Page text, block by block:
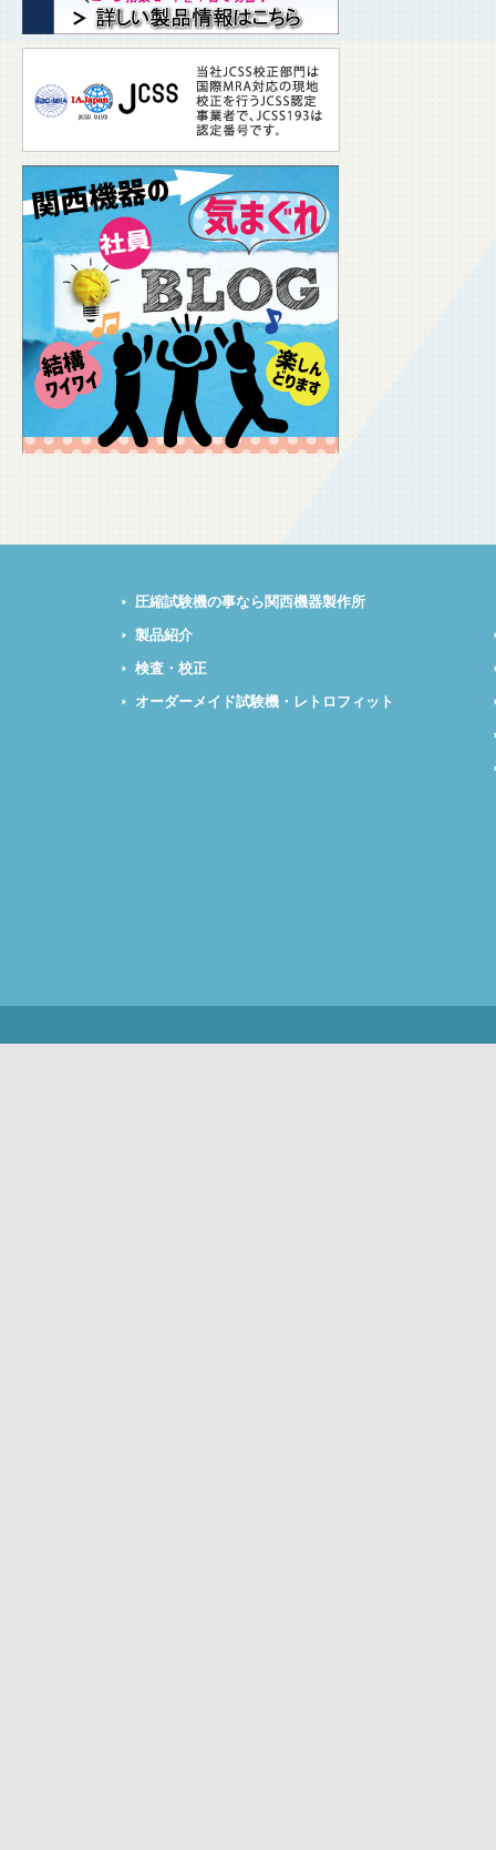
圧縮試験機の事なら関西機器製作所
製品紹介
検査・校正
オーダーメイド試験機・レトロフィット